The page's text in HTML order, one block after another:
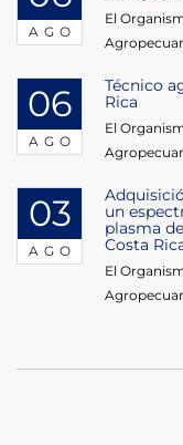
AGO
El
06
AGO
Técnico
Rica
El
03
AGO
un
plasma
Costa
El